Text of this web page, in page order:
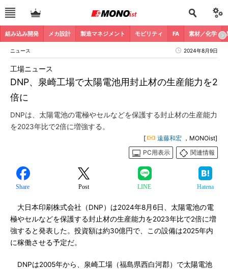
組み込み開発 メカ設計 製造マネジメント モビリティ FA 素材／化学
ニュース 2024年8月9日
DNP、泉崎工場で太陽電池用封止材の生産能力を2
倍に
工場ニュース
DNPは、太陽電池の電極やセルなどを保護する封止材の生産能力
を2023年比で2倍に増強する。
[ 遠藤和宏 ，MONOist]
PC用表示
関連情報
Share Post LINE Hatena
大日本印刷株式会社（DNP）は2024年8月6日、太陽電池の電
極やセルなどを保護する封止材の生産能力を2023年比で2倍に増
強すると発表した。投資額は約30億円で、この設備は2025年内
に稼働させる予定だ。
DNPは2005年から、泉崎工場（福島県西白河郡）で太陽電池